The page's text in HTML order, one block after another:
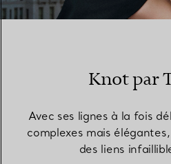
Knot par
Avec ses lignes à la fois
complexes mais
des liens